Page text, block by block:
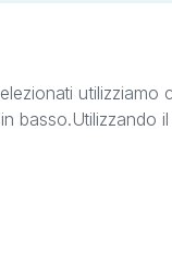
sito web è di
basso.Utilizzando